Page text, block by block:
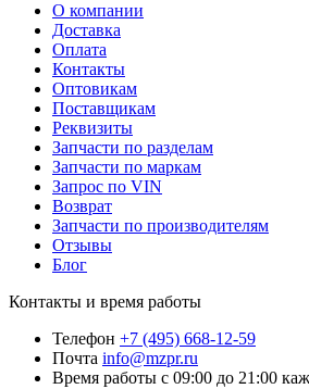
О компании
Доставка
Оплата
Контакты
Оптовикам
Поставщикам
Реквизиты
Запчасти по разделам
Запчасти по маркам
Запрос по VIN
Возврат
Запчасти по производителям
Отзывы
Блог
Контакты и время работы
Телефон +7 (495) 668-12-59
Почта info@mzpr.ru
Время работы с 09:00 до 21:00